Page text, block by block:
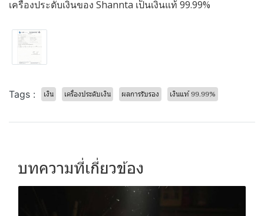
เครื่องประดับเงินของ Shannta เป็นเงินแท้ 99.99%
Tags : เงิน เครื่องประดับเงิน ผลการรับรอง เงินแท้ 99.99%
บทความที่เกี่ยวข้อง